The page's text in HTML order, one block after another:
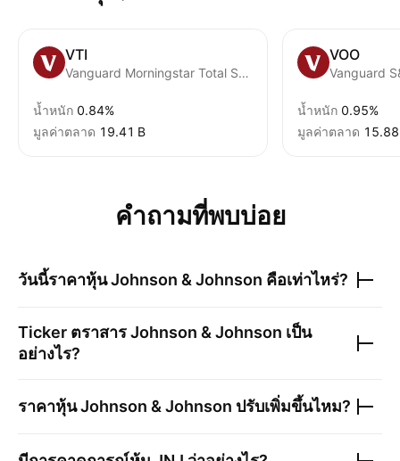
VTI
Vanguard Morningstar Total Stock Market ETF
น้ำหนัก 0.84%
มูลค่าตลาด ‪19.41 B‬
VOO
Vanguard
น้ำหนัก 0.95%
มูลค่าตลาด
คำถามที่พบบ่อย
วันนี้ราคาหุ้นJohnson & Johnson คือเท่าไหร่?
Ticker ตราสารJohnson & Johnson เป็น
อย่างไร?
ราคาหุ้นJohnson & Johnson ปรับเพิ่มขึ้นไหม?